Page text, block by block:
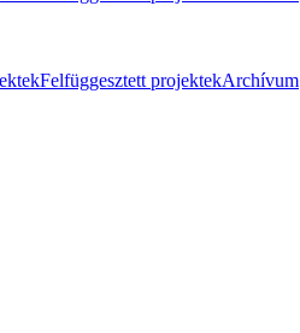
Felfüggesztett projektekArchívum